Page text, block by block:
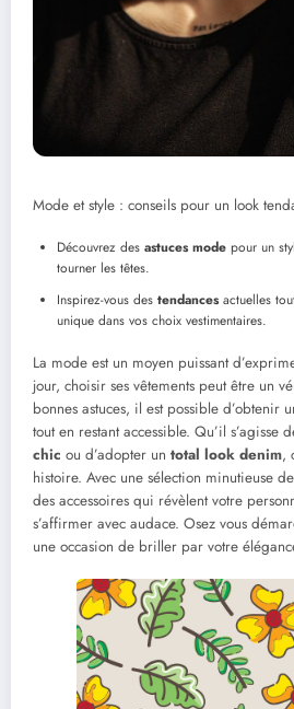
Mode et style : conseils pour un look
Découvrez des astuces mode pour un
tourner les têtes.
Inspirez-vous des tendancesactuelles
unique dans vos choix vestimentaires.
La mode est un moyen puissant
jour, choisir ses vêtements peut être un
bonnes astuces, il est possible d’obtenir
tout en restant accessible. Qu’il s’agisse
chic ou d’adopter un total look denim,
histoire. Avec une sélection minutieuse
des accessoires qui révèlent votre
s’affirmer avec audace. Osez vous
une occasion de briller par votre